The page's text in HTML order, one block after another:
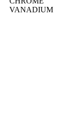
VANADIUM